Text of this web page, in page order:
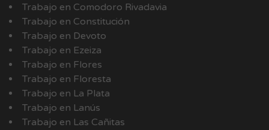
Trabajo en Comodoro Rivadavia
Trabajo en Constitución
Trabajo en Devoto
Trabajo en Ezeiza
Trabajo en Flores
Trabajo en Floresta
Trabajo en La Plata
Trabajo en Lanús
Trabajo en Las Cañitas